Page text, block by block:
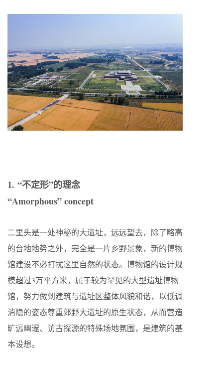
1. “不定形”的理念
“Amorphous” concept
二里头是一处神秘的大遗址，远远望去，除了略高
的台地地势之外，完全是一片乡野景象，新的博物
馆建设不必打扰这里自然的状态。博物馆的设计规
模超过3万平方米，属于较为罕见的大型遗址博物
馆，努力做到建筑与遗址区整体风貌和谐，以低调
消隐的姿态尊重郊野大遗址的原生状态，从而营造
旷远幽邃、访古探源的特殊场地氛围，是建筑的基
本设想。